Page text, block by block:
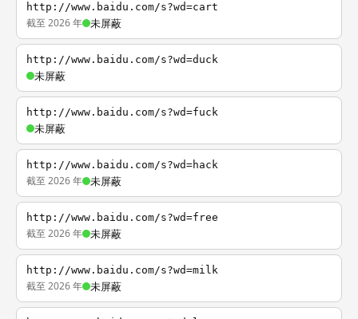
http://www.baidu.com/s?wd=cart
截至 2026 年 未屏蔽
http://www.baidu.com/s?wd=duck
未屏蔽
http://www.baidu.com/s?wd=fuck
未屏蔽
http://www.baidu.com/s?wd=hack
截至 2026 年 未屏蔽
http://www.baidu.com/s?wd=free
截至 2026 年 未屏蔽
http://www.baidu.com/s?wd=milk
截至 2026 年 未屏蔽